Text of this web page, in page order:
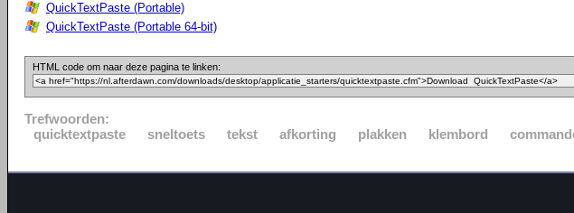
QuickTextPaste (Portable)
QuickTextPaste (Portable 64-bit)
HTML code om naar deze pagina te linken:
Trefwoorden:
quicktextpaste
sneltoets tekst afkorting plakken klembord